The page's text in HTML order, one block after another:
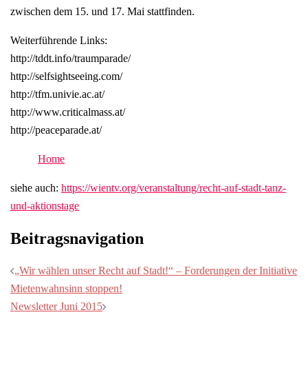
zwischen dem 15. und 17. Mai stattfinden.
Weiterführende Links:
http://tddt.info/traumparade/
http://selfsightseeing.com/
http://tfm.univie.ac.at/
http://www.criticalmass.at/
http://peaceparade.at/
Home
siehe auch: https://wientv.org/veranstaltung/recht-auf-stadt-tanz-
und-aktionstage
Beitragsnavigation
„Wir wählen unser Recht auf Stadt!“ – Forderungen der Initiative
Mietenwahnsinn stoppen!
Newsletter Juni 2015